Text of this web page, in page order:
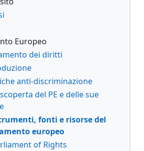
Europeo
dei diritti
anti-discriminazione
del PE e delle sue
fonti e risorse del
europeo
of Rights